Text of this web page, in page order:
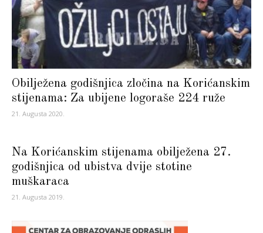
Obilježena godišnjica zločina na Korićanskim
stijenama: Za ubijene logoraše 224 ruže
21. Augusta 2020.
Na Korićanskim stijenama obilježena 27.
godišnjica od ubistva dvije stotine
muškaraca
21. Augusta 2019.